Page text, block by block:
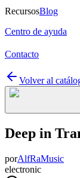
RecursosBlog
Centro de ayuda
Contacto
Volver al
Deep in
porAlfRaMusic
electronic